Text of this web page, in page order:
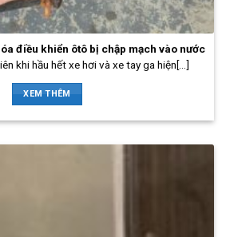
điều khiển ôtô bị chập mạch vào nước
khi hầu hết xe hơi và xe tay ga hiện[...]
XEM THÊM